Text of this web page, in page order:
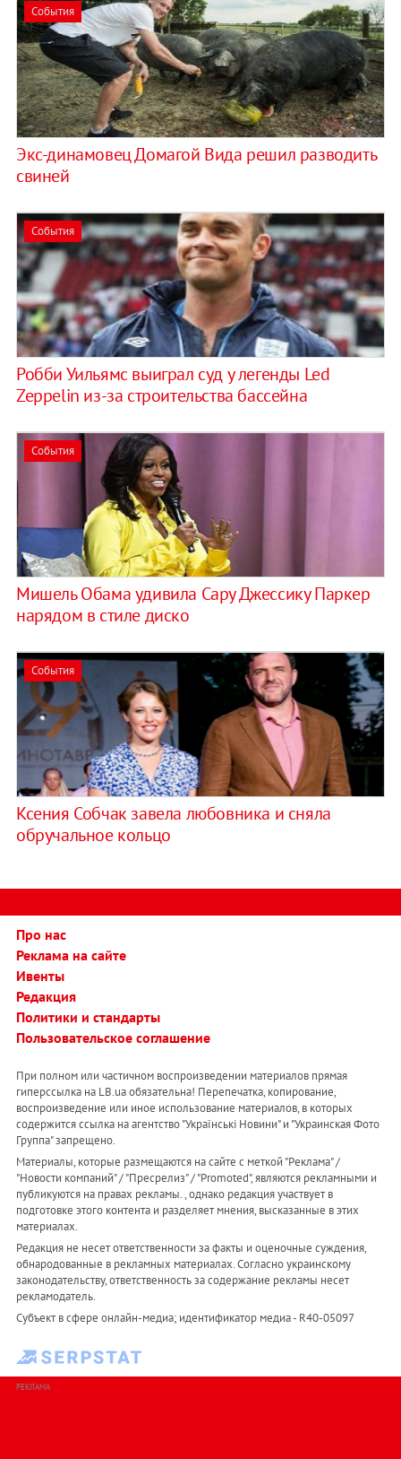
События
Экс-динамовец Домагой Вида решил разводить
свиней
События
Робби Уильямс выиграл суд у легенды Led
Zeppelin из-за строительства бассейна
События
Мишель Обама удивила Сару Джессику Паркер
нарядом в стиле диско
События
Ксения Собчак завела любовника и сняла
обручальное кольцо
Про нас
Реклама на сайте
Ивенты
Редакция
Политики и стандарты
Пользовательское соглашение
При полном или частичном воспроизведении материалов прямая
гиперссылка на LB.ua обязательна! Перепечатка, копирование,
воспроизведение или иное использование материалов, в которых
содержится ссылка на агентство "Українськi Новини" и "Украинская Фото
Группа" запрещено.
Материалы, которые размещаются на сайте с меткой "Реклама" /
"Новости компаний" / "Пресрелиз" / "Promoted", являются рекламными и
публикуются на правах рекламы. , однако редакция участвует в
подготовке этого контента и разделяет мнения, высказанные в этих
материалах.
Редакция не несет ответственности за факты и оценочные суждения,
обнародованные в рекламных материалах. Согласно украинскому
законодательству, ответственность за содержание рекламы несет
рекламодатель.
Субъект в сфере онлайн-медиа; идентификатор медиа - R40-05097
РЕКЛАМА